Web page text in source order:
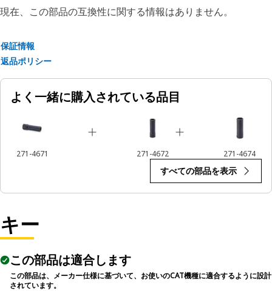
現在、この部品の互換性に関する情報はありません。
保証情報
返品ポリシー
よく一緒に購入されている品目
271-4671 271-4672 271-4674
すべての部品を表示
キー
この部品は適合します
この部品は、メーカー仕様に基づいて、お使いのCAT機種に適合するように設計
されています。